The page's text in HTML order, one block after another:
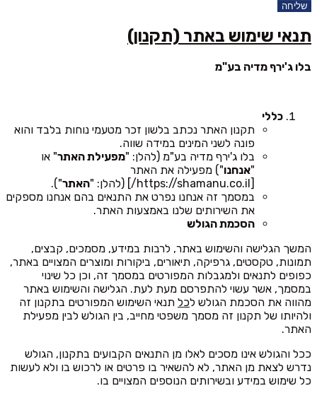
שליחה
תנאי שימוש באתר (תקנון)
בלו ג'ירף מדיה בע"מ
כללי
תקנון האתר נכתב בלשון זכר מטעמי נוחות בלבד והוא
פונה לשני המינים במידה שווה.
בלו ג'ירף מדיה בע"מ (להלן: "מפעילת האתר" או
"אנחנו") מפעילה את האתר
[https://shamanu.co.il/] (להלן: "
האתר").
במסמך זה אנחנו נפרט את התנאים בהם אנחנו מספקים
את השירותים שלנו באמצעות האתר.
הסכמת הגולש
המשך הגלישה והשימוש באתר, לרבות במידע, מסמכים, קבצים,
תמונות, טקסטים, גרפיקה, תיאורים, ביקורות ומוצרים המצויים באתר,
כפופים לתנאים ולמגבלות המפורטים במסמך זה, וכן כל שינוי
במסמך, אשר עשוי להתפרסם מעת לעת. הגלישה והשימוש באתר
מהווה את הסכמת הגולש לכל תנאי השימוש המפורטים בתקנון זה
ולהיותו של תקנון זה מסמך משפטי מחייב, בין הגולש לבין מפעילת
האתר.
ככל והגולש אינו מסכים לאלו מן התנאים הקבועים בתקנון, הגולש
נדרש לצאת מן האתר, לא להשאיר בו פרטים או לרכוש בו ולא לעשות
כל שימוש במידע ובשירותים הנוספים המצויים בו.